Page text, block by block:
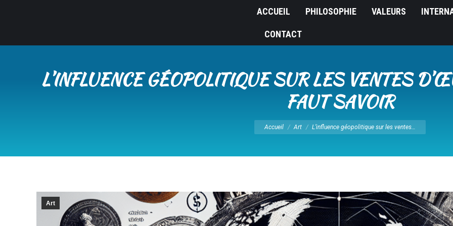
ACCUEIL PHILOSOPHIE VALEURS
CONTACT
L’INFLUENCE GÉOPOLITIQUE SUR LES VENTES
FAUT SAVOIR
Vous êtes ici :
Accueil Art L’influence géopolitique sur les ventes…
Art